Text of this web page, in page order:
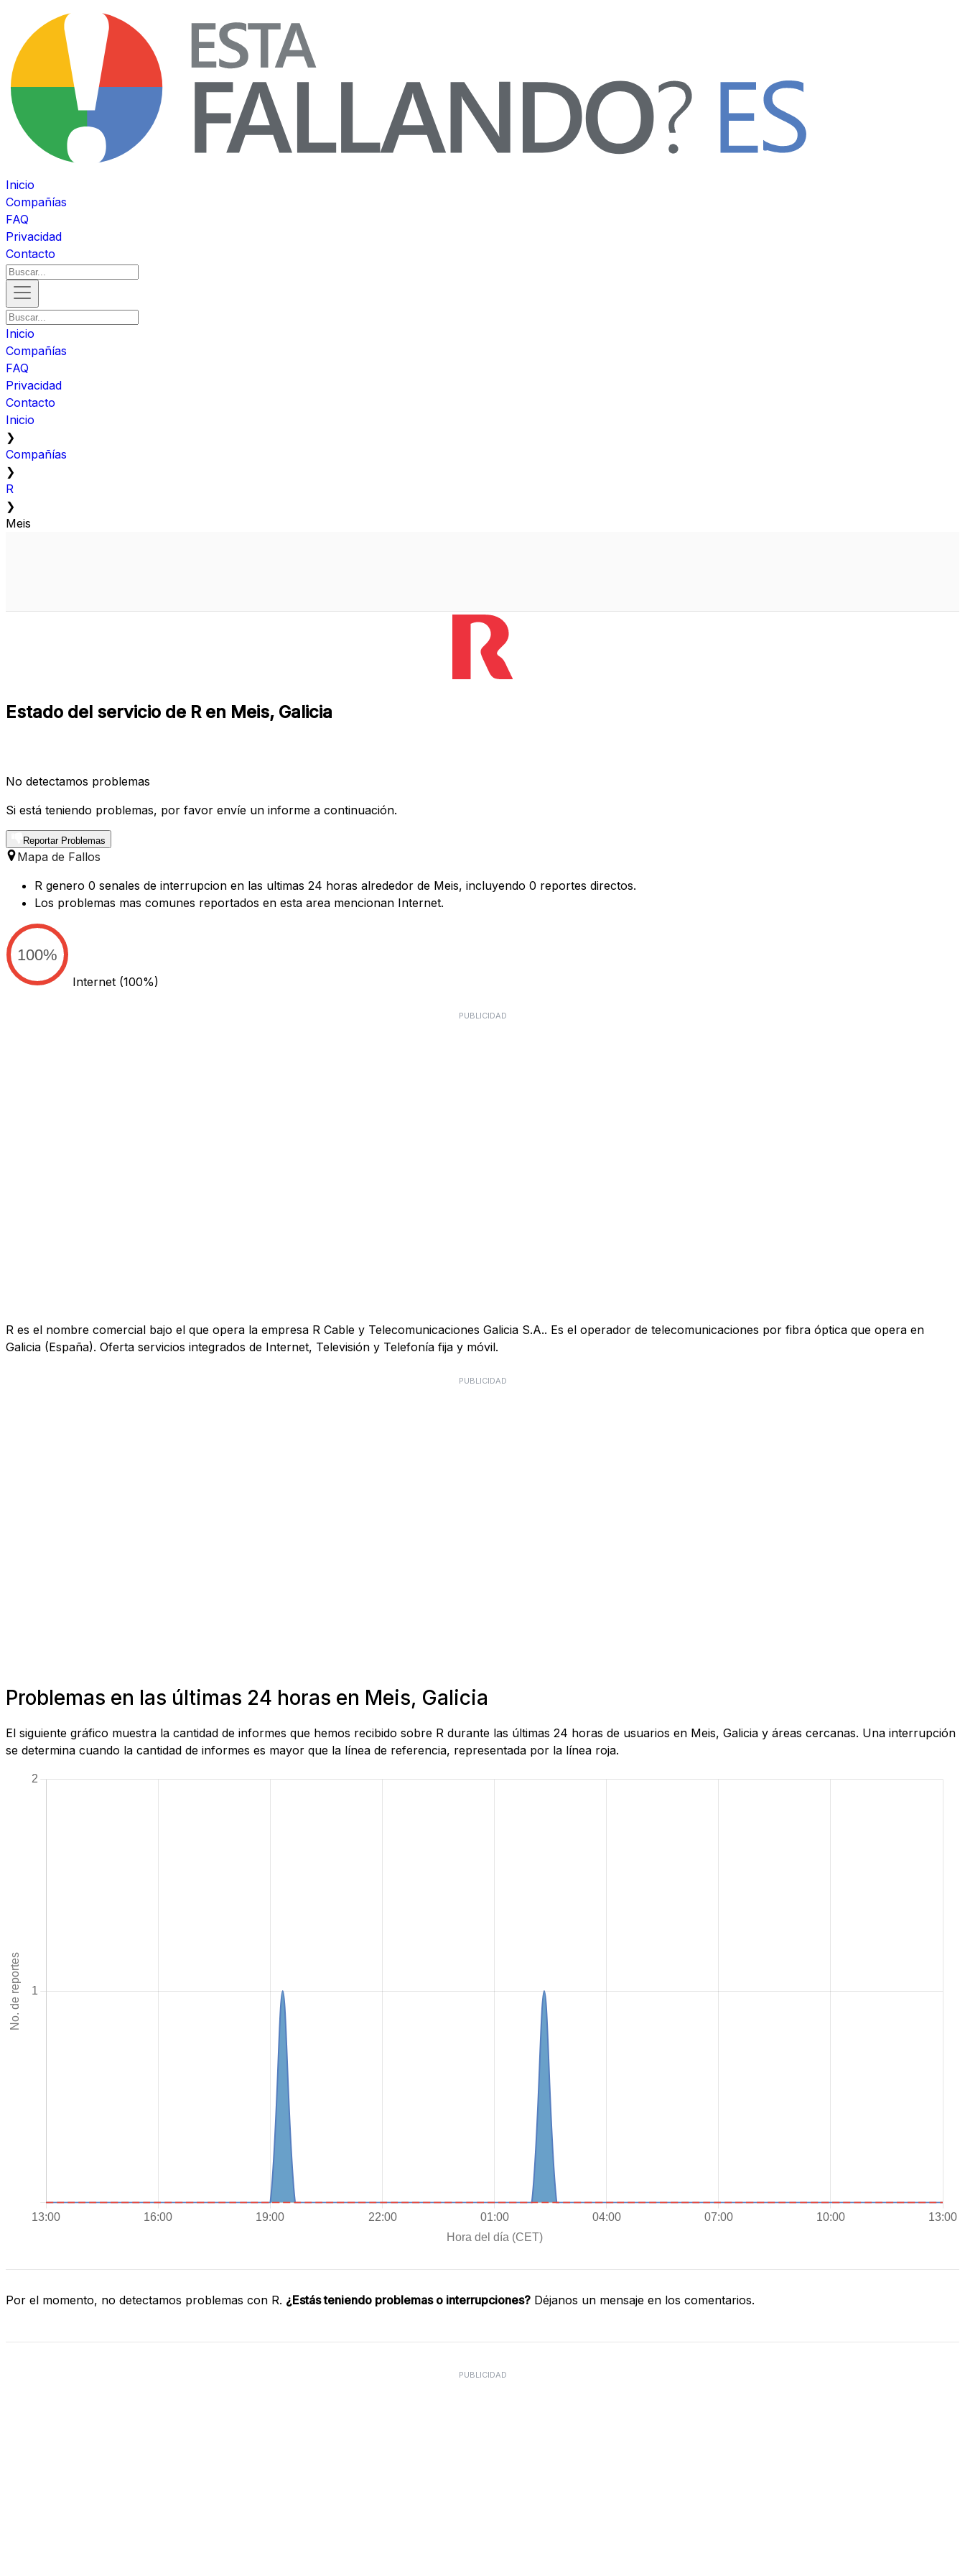
Inicio
Compañías
FAQ
Privacidad
Contacto
Inicio
Compañías
FAQ
Privacidad
Contacto
Inicio
❯
Compañías
❯
R
❯
Meis
Estado del servicio de R en Meis, Galicia
No detectamos problemas
Si está teniendo problemas, por favor envíe un informe a continuación.
Reportar Problemas
Mapa de Fallos
R genero 0 senales de interrupcion en las ultimas 24 horas alrededor de Meis, incluyendo 0 reportes directos.
Los problemas mas comunes reportados en esta area mencionan Internet.
100%
Internet (100%)
PUBLICIDAD
R es el nombre comercial bajo el que opera la empresa R Cable y Telecomunicaciones Galicia S.A.. Es el operador de telecomunicaciones por fibra óptica que opera en
Galicia (España). Oferta servicios integrados de Internet, Televisión y Telefonía fija y móvil.
PUBLICIDAD
Problemas en las últimas 24 horas en Meis, Galicia
El siguiente gráfico muestra la cantidad de informes que hemos recibido sobre R durante las últimas 24 horas de usuarios en Meis, Galicia y áreas cercanas. Una interrupción
se determina cuando la cantidad de informes es mayor que la línea de referencia, representada por la línea roja.
Por el momento, no detectamos problemas con R. ¿Estás teniendo problemas o interrupciones? Déjanos un mensaje en los comentarios.
PUBLICIDAD